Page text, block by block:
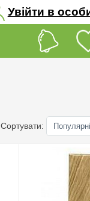
Увійти в
Сортувати: